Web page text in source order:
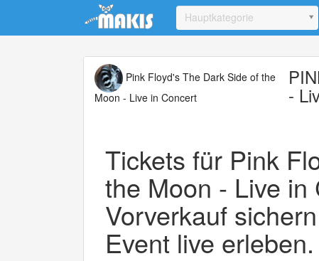
Update cookies preferences
Hauptkategorie
Pink Floyd's The Dark Side of the
Moon - Live in Concert
-
Tickets für Pink
the Moon - Live in
Vorverkauf
Event live erleben.